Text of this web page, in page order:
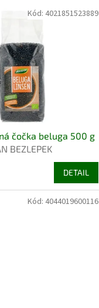
čočka beluga 500 g
BEZLEPEK
DETAIL
Kód: 4021851523889
Kód: 4044019600116